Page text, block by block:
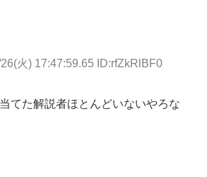
火) 17:47:59.65 ID:rfZkRlBF0
てた解説者ほとんどいないやろな